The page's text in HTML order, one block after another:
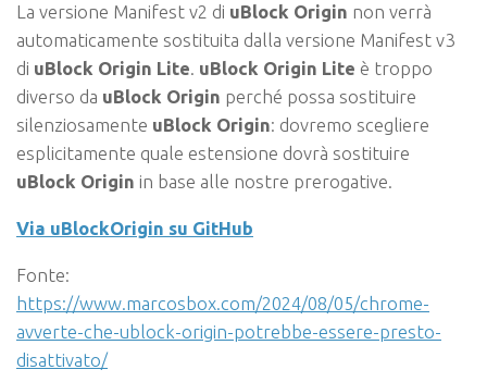
La versione Manifest v2 di uBlock Origin non verrà
automaticamente sostituita dalla versione Manifest v3
di uBlock Origin Lite. uBlock Origin Lite è troppo
diverso da uBlock Origin perché possa sostituire
silenziosamente uBlock Origin: dovremo scegliere
esplicitamente quale estensione dovrà sostituire
uBlock Origin in base alle nostre prerogative.
Via uBlockOrigin su GitHub
Fonte:
https://www.marcosbox.com/2024/08/05/chrome-
avverte-che-ublock-origin-potrebbe-essere-presto-
disattivato/